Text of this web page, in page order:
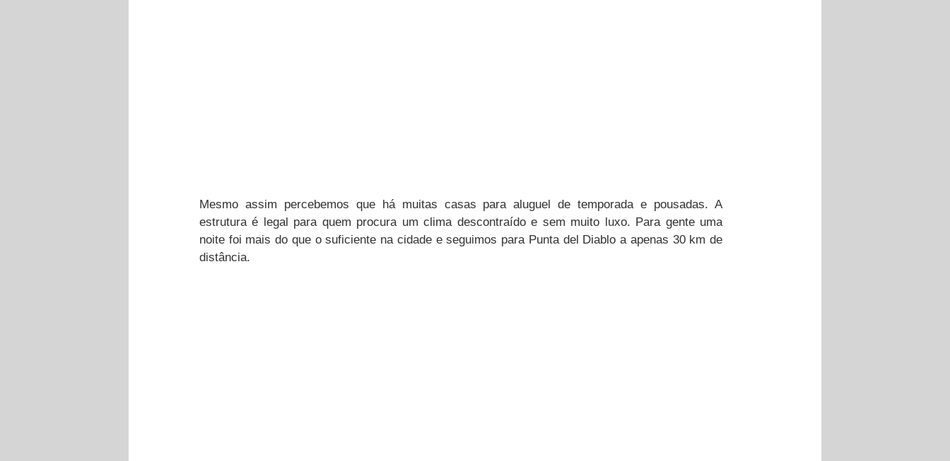
Mesmo assim percebemos que há muitas casas para aluguel de temporada e pousadas. A
estrutura é legal para quem procura um clima descontraído e sem muito luxo. Para gente uma
noite foi mais do que o suficiente na cidade e seguimos para Punta del Diablo a apenas 30 km de
distância.